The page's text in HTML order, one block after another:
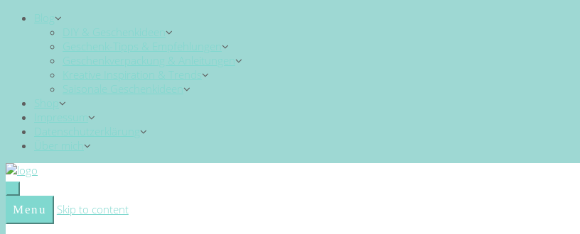
Blog
DIY & Geschenkideen
Geschenk-Tipps & Empfehlungen
Geschenkverpackung & Anleitungen
Kreative Inspiration & Trends
Saisonale Geschenkideen
Shop
Impressum
Datenschutzerklärung
Über mich
Menu Skip to content